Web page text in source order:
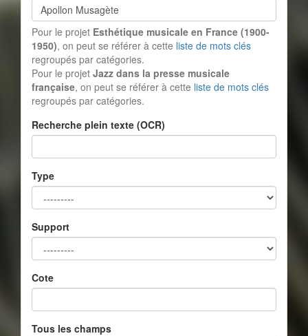
Pour le projet Esthétique musicale en France (1900-
1950), on peut se référer à cette liste de mots clés
regroupés par catégories.
Pour le projet Jazz dans la presse musicale
française, on peut se référer à cette liste de mots clés
regroupés par catégories.
Recherche plein texte (OCR)
Type
Support
Cote
Tous les champs